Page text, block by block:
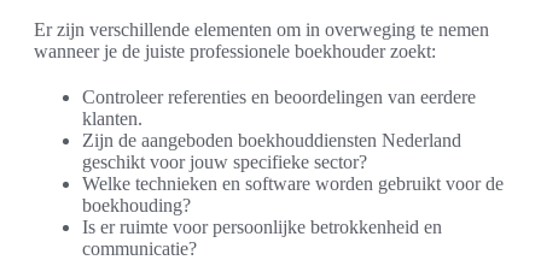
Er zijn verschillende elementen om in overweging te nemen
wanneer je de juiste professionele boekhouder zoekt:
Controleer referenties en beoordelingen van eerdere
klanten.
Zijn de aangeboden boekhouddiensten Nederland
geschikt voor jouw specifieke sector?
Welke technieken en software worden gebruikt voor de
boekhouding?
Is er ruimte voor persoonlijke betrokkenheid en
communicatie?